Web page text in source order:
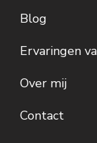
Blog
Ervaringen
Over mij
Contact